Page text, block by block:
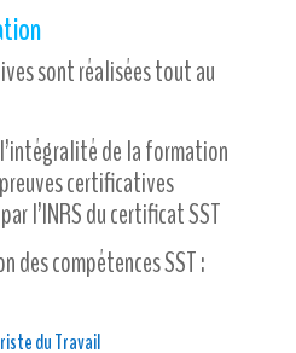
sont réalisées tout au
de la formation
certificatives
l’INRS du certificat SST
des compétences SST :
du Travail